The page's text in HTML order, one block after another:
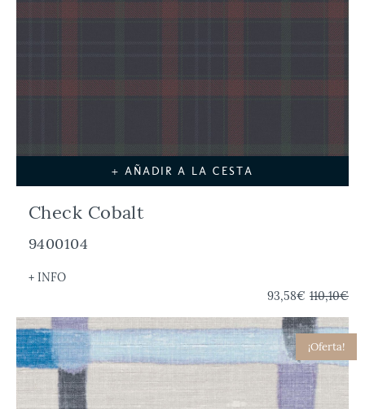
+ AÑADIR A LA CESTA
Check Cobalt
9400104
+ INFO
93,58€ 110,10€
¡Oferta!